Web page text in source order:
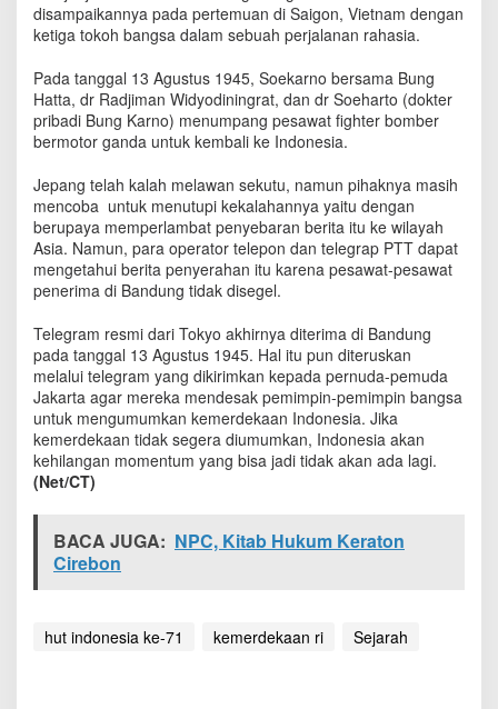
n
y
a
e
l
e
g
a
m
K
e
k
a
a
h
a
n
J
e
p
a
disampaikannya pada pertemuan di Saigon, Vietnam dengan
ketiga tokoh bangsa dalam sebuah perjalanan rahasia.
Pada tanggal 13 Agustus 1945, Soekarno bersama Bung
Hatta, dr Radjiman Widyodiningrat, dan dr Soeharto (dokter
pribadi Bung Karno) menumpang pesawat fighter bomber
bermotor ganda untuk kembali ke Indonesia.
Jepang telah kalah melawan sekutu, namun pihaknya masih
mencoba untuk menutupi kekalahannya yaitu dengan
berupaya memperlambat penyebaran berita itu ke wilayah
Asia. Namun, para operator telepon dan telegrap PTT dapat
mengetahui berita penyerahan itu karena pesawat-pesawat
penerima di Bandung tidak disegel.
Telegram resmi dari Tokyo akhirnya diterima di Bandung
pada tanggal 13 Agustus 1945. Hal itu pun diteruskan
melalui telegram yang dikirimkan kepada pernuda-pemuda
Jakarta agar mereka mendesak pemimpin-pemimpin bangsa
untuk mengumumkan kemerdekaan Indonesia. Jika
kemerdekaan tidak segera diumumkan, Indonesia akan
kehilangan momentum yang bisa jadi tidak akan ada lagi.
(Net/CT)
BACA JUGA: NPC, Kitab Hukum Keraton
Cirebon
hut indonesia ke-71 kemerdekaan ri Sejarah